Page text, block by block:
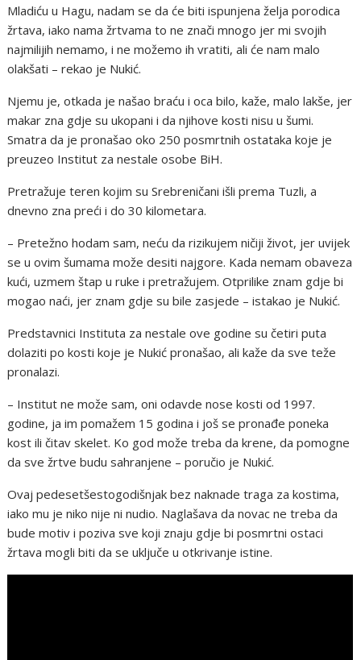
Mladiću u Hagu, nadam se da će biti ispunjena želja porodica
žrtava, iako nama žrtvama to ne znači mnogo jer mi svojih
najmilijih nemamo, i ne možemo ih vratiti, ali će nam malo
olakšati – rekao je Nukić.
Njemu je, otkada je našao braću i oca bilo, kaže, malo lakše, jer
makar zna gdje su ukopani i da njihove kosti nisu u šumi.
Smatra da je pronašao oko 250 posmrtnih ostataka koje je
preuzeo Institut za nestale osobe BiH.
Pretražuje teren kojim su Srebreničani išli prema Tuzli, a
dnevno zna preći i do 30 kilometara.
– Pretežno hodam sam, neću da rizikujem ničiji život, jer uvijek
se u ovim šumama može desiti najgore. Kada nemam obaveza
kući, uzmem štap u ruke i pretražujem. Otprilike znam gdje bi
mogao naći, jer znam gdje su bile zasjede – istakao je Nukić.
Predstavnici Instituta za nestale ove godine su četiri puta
dolaziti po kosti koje je Nukić pronašao, ali kaže da sve teže
pronalazi.
– Institut ne može sam, oni odavde nose kosti od 1997.
godine, ja im pomažem 15 godina i još se pronađe poneka
kost ili čitav skelet. Ko god može treba da krene, da pomogne
da sve žrtve budu sahranjene – poručio je Nukić.
Ovaj pedesetšestogodišnjak bez naknade traga za kostima,
iako mu je niko nije ni nudio. Naglašava da novac ne treba da
bude motiv i poziva sve koji znaju gdje bi posmrtni ostaci
žrtava mogli biti da se uključe u otkrivanje istine.